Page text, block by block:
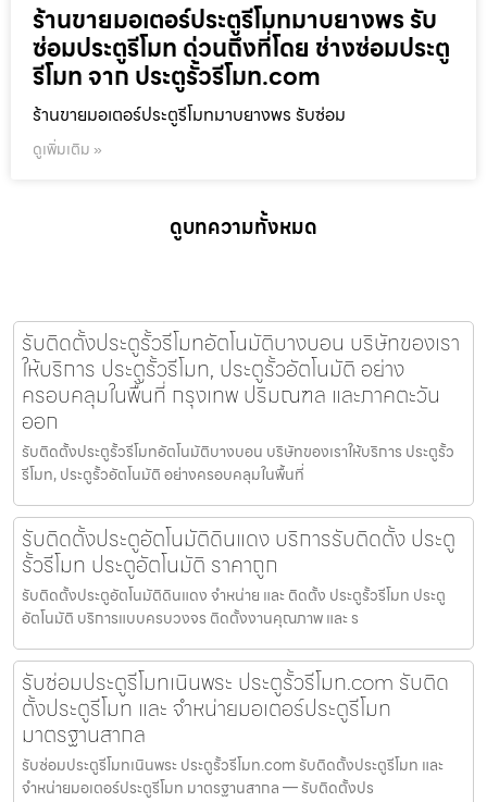
ร้านขายมอเตอร์ประตูรีโมทมาบยางพร รับ
ซ่อมประตูรีโมท ด่วนถึงที่โดย ช่างซ่อมประตู
รีโมท จาก ประตูรั้วรีโมท.com
ร้านขายมอเตอร์ประตูรีโมทมาบยางพร รับซ่อม
ดูเพิ่มเติม »
ดูบทความทั้งหมด
รับติดตั้งประตูรั้วรีโมทอัตโนมัติบางบอน บริษัทของเรา
ให้บริการ ประตูรั้วรีโมท, ประตูรั้วอัตโนมัติ อย่าง
ครอบคลุมในพื้นที่ กรุงเทพ ปริมณฑล และภาคตะวัน
ออก
รับติดตั้งประตูรั้วรีโมทอัตโนมัติบางบอน บริษัทของเราให้บริการ ประตูรั้ว
รีโมท, ประตูรั้วอัตโนมัติ อย่างครอบคลุมในพื้นที่
รับติดตั้งประตูอัตโนมัติดินแดง บริการรับติดตั้ง ประตู
รั้วรีโมท ประตูอัตโนมัติ ราคาถูก
รับติดตั้งประตูอัตโนมัติดินแดง จำหน่าย และ ติดตั้ง ประตูรั้วรีโมท ประตู
อัตโนมัติ บริการแบบครบวงจร ติดตั้งงานคุณภาพ และ ร
รับซ่อมประตูรีโมทเนินพระ ประตูรั้วรีโมท.com รับติด
ตั้งประตูรีโมท และ จำหน่ายมอเตอร์ประตูรีโมท
มาตรฐานสากล
รับซ่อมประตูรีโมทเนินพระ ประตูรั้วรีโมท.com รับติดตั้งประตูรีโมท และ
จำหน่ายมอเตอร์ประตูรีโมท มาตรฐานสากล — รับติดตั้งปร